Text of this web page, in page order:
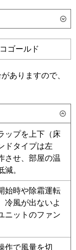
PSZT-
ERMP224K3
PSZT-
ERP224KY
PSZT-
RPV-
GP224RSHG
AP224SHG6
ゴールド
ありますので、
ップを上下（床
ドタイプは左
させ、部屋の温
。
始時や除霜運転
冷風が出ないよ
ニットのファン
作で風量を切